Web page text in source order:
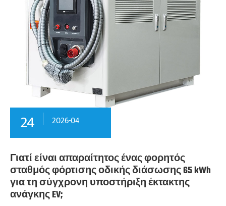
24 2026-04
Γιατί είναι απαραίτητος ένας φορητός
σταθμός φόρτισης οδικής διάσωσης 65 kWh
για τη σύγχρονη υποστήριξη έκτακτης
ανάγκης EV;